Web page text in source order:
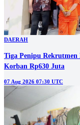
DAERAH
Tiga Penipu
Korban Rp630 Juta
07 Aug 2026 07:30 UTC